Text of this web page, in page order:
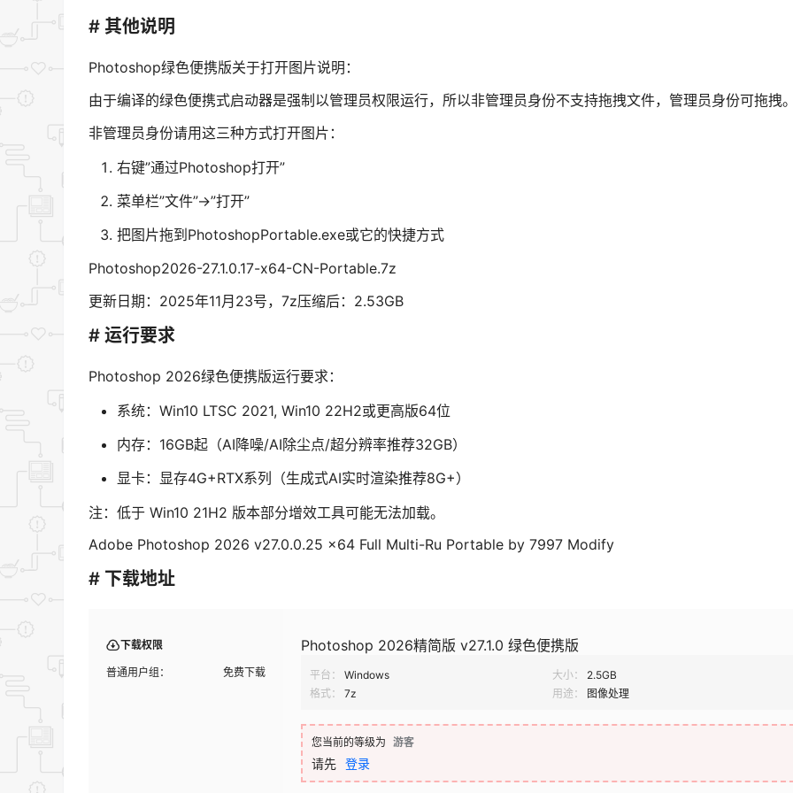
# 其他说明
Photoshop绿色便携版关于打开图片说明：
由于编译的绿色便携式启动器是强制以管理员权限运行，所以非管理员身份不支持拖拽文件，管理员身份可拖拽
非管理员身份请用这三种方式打开图片：
右键”通过Photoshop打开”
菜单栏”文件”→”打开”
把图片拖到PhotoshopPortable.exe或它的快捷方式
Photoshop2026-27.1.0.17-x64-CN-Portable.7z
更新日期：2025年11月23号，7z压缩后：2.53GB
# 运行要求
Photoshop 2026绿色便携版运行要求：
系统：Win10 LTSC 2021, Win10 22H2或更高版64位
内存：16GB起（AI降噪/AI除尘点/超分辨率推荐32GB）
显卡：显存4G+RTX系列（生成式AI实时渲染推荐8G+）
注：低于 Win10 21H2 版本部分增效工具可能无法加载。
Adobe Photoshop 2026 v27.0.0.25 x64 Full Multi-Ru Portable by 7997 Modify
# 下载地址
下载权限
普通用户组： 免费下载
Photoshop 2026精简版 v27.1.0 绿色便携版
平台： Windows 大小：
2.5GB
格式：
7z 用途： 图像处理
您当前的等级为 游客
请先 登录